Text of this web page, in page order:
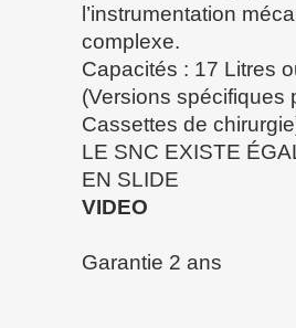
l’instrumentation
complexe.
Capacités : 17 Litres
(Versions spécifiques
Cassettes de
LE SNC EXISTE
EN SLIDE
VIDEO
Garantie 2 ans